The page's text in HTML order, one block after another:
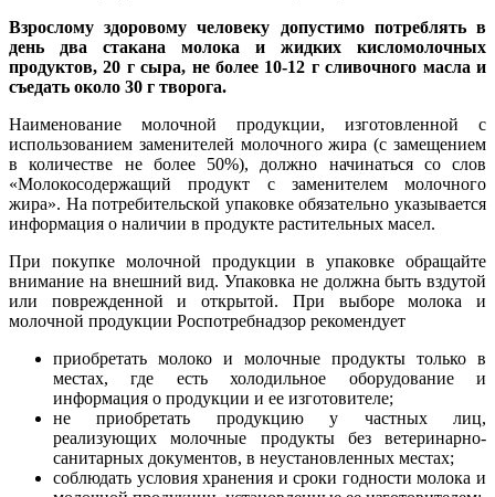
Взрослому здоровому человеку допустимо потреблять в
день два стакана молока и жидких кисломолочных
продуктов, 20 г сыра, не более 10-12 г сливочного масла и
съедать около 30 г творога.
Наименование молочной продукции, изготовленной с
использованием заменителей молочного жира (с замещением
в количестве не более 50%), должно начинаться со слов
«Молокосодержащий продукт с заменителем молочного
жира». На потребительской упаковке обязательно указывается
информация о наличии в продукте растительных масел.
При покупке молочной продукции в упаковке обращайте
внимание на внешний вид. Упаковка не должна быть вздутой
или поврежденной и открытой. При выборе молока и
молочной продукции Роспотребнадзор рекомендует
приобретать молоко и молочные продукты только в
местах, где есть холодильное оборудование и
информация о продукции и ее изготовителе;
не приобретать продукцию у частных лиц,
реализующих молочные продукты без ветеринарно-
санитарных документов, в неустановленных местах;
соблюдать условия хранения и сроки годности молока и